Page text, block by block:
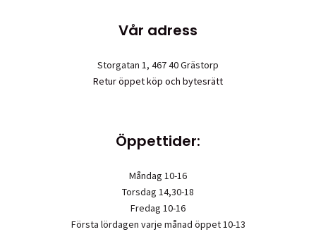
Vår adress
Storgatan 1, 467 40 Grästorp
Retur öppet köp och bytesrätt
Öppettider:
Måndag 10-16
Torsdag 14,30-18
Fredag 10-16
Första lördagen varje månad öppet 10-13